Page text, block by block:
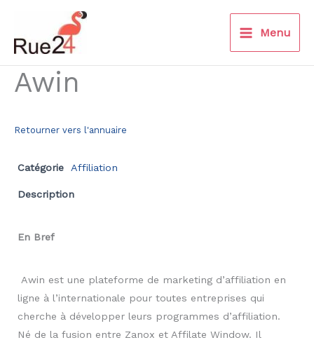
contenu
Menu
Awin
Retourner vers l'annuaire
Catégorie Affiliation
Description
En Bref
Awin est une plateforme de marketing d’affiliation en
ligne à l’internationale pour toutes entreprises qui
cherche à développer leurs programmes d’affiliation.
Né de la fusion entre Zanox et Affilate Window. Il